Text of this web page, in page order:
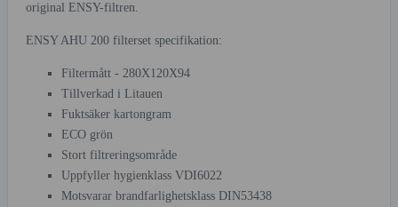
original ENSY-filtren.
ENSY AHU 200 filterset specifikation:
Filtermått - 280X120X94
Tillverkad i Litauen
Fuktsäker kartongram
ECO grön
Stort filtreringsområde
Uppfyller hygienklass VDI6022
Motsvarar brandfarlighetsklass DIN53438